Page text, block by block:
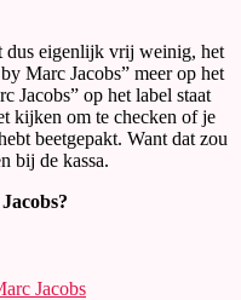
dus eigenlijk vrij weinig, het
Marc Jacobs” meer op het
Jacobs” op het label staat
kijken om te checken of je
beetgepakt. Want dat zou
bij de kassa.
Jacobs